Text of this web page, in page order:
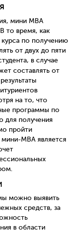
мини МBA
то время, как
по получению
от двух до пяти
в случае
составлять от
на то, что
программы по
для получения
пройти
мини-МВА является
можно выявить
средств, за
в области